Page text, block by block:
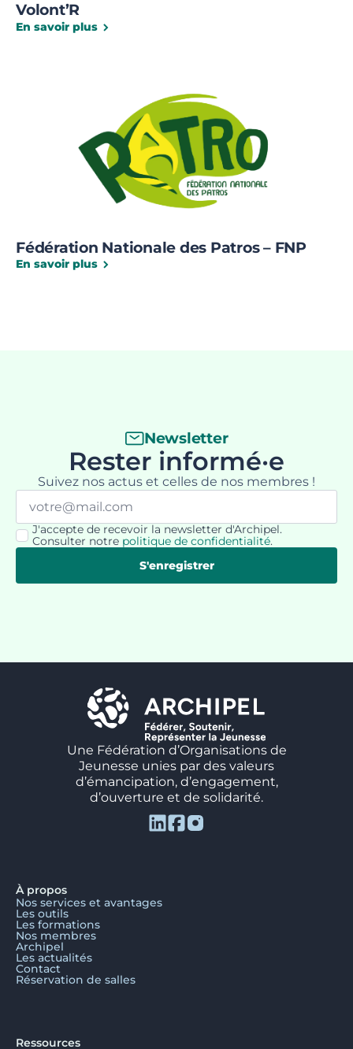
Volont’R
En savoir plus
Fédération Nationale des Patros – FNP
En savoir plus
Newsletter
Rester informé·e
Suivez nos actus et celles de nos membres !
Email
RGPD
*
J'accepte de recevoir la newsletter d'Archipel.
Consulter notre politique de confidentialité.
S'enregistrer
Une Fédération d’Organisations de
Jeunesse unies par des valeurs
d’émancipation, d’engagement,
d’ouverture et de solidarité.
À propos
Nos services et avantages
Les outils
Les formations
Nos membres
Archipel
Les actualités
Contact
Réservation de salles
Ressources